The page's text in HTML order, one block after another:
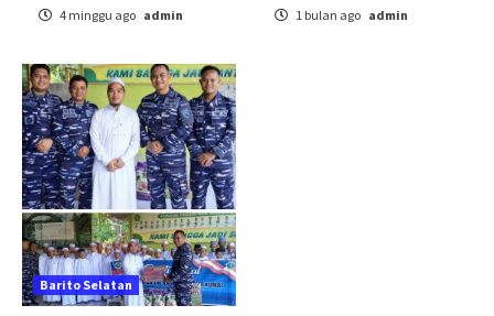
4 minggu ago admin 1 bulan ago admin
Barito Selatan